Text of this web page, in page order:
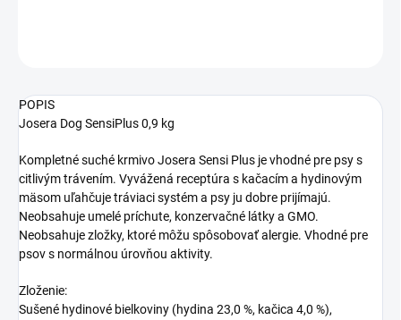
POPIS
Josera Dog SensiPlus 0,9 kg
Kompletné suché krmivo Josera Sensi Plus je vhodné pre psy s
citlivým trávením. Vyvážená receptúra s kačacím a hydinovým
mäsom uľahčuje tráviaci systém a psy ju dobre prijímajú.
Neobsahuje umelé príchute, konzervačné látky a GMO.
Neobsahuje zložky, ktoré môžu spôsobovať alergie. Vhodné pre
psov s normálnou úrovňou aktivity.
Zloženie:
Sušené hydinové bielkoviny (hydina 23,0 %, kačica 4,0 %),